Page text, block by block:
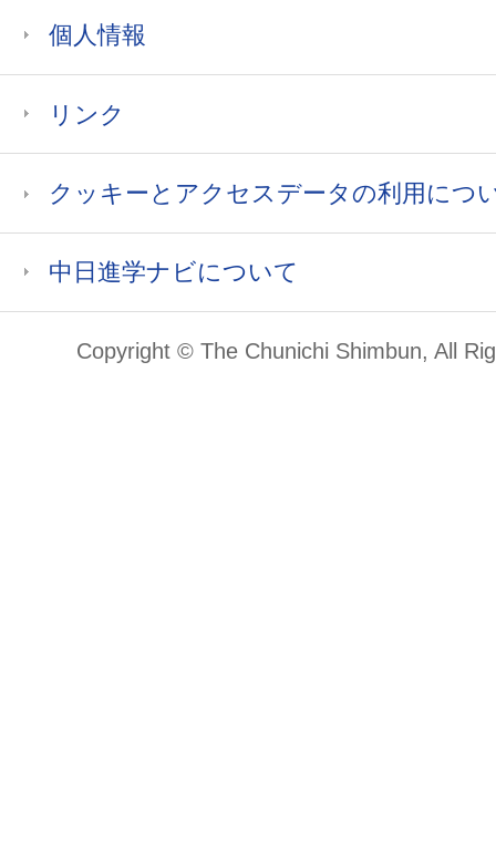
個人情報
リンク
クッキーとアクセスデータの利用につ
中日進学ナビについて
Copyright © The Chunichi Shimbun, All